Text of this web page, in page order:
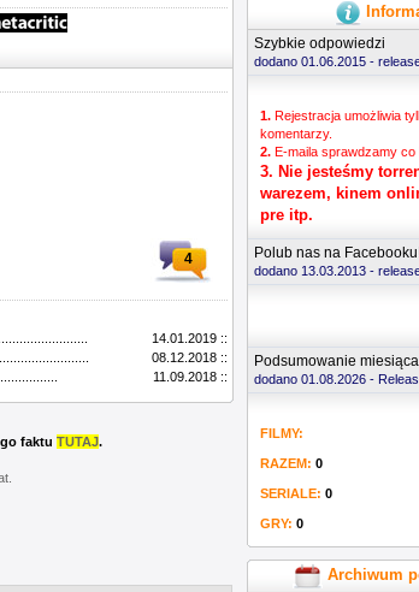
Szybkie odpowiedzi
dodano 01.06.2015 -
1. Rejestracja umożliwia
komentarzy.
2. E-maila sprawdzamy co
3. Nie jesteśmy
warezem, kinem
pre itp.
Polub nas na
dodano 13.03.2013 -
Podsumowanie
dodano 01.08.2026 -
FILMY:
RAZEM: 0
SERIALE: 0
GRY: 0
Archiwum
4
14.01.2019 ::
08.12.2018 ::
11.09.2018 ::
faktu TUTAJ.